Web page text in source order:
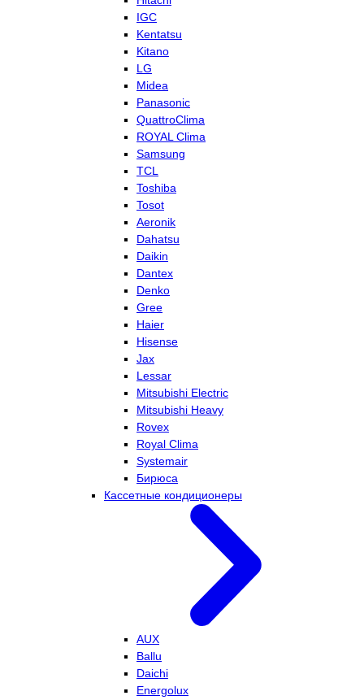
IGC
Kentatsu
Kitano
LG
Midea
Panasonic
QuattroClima
ROYAL Clima
Samsung
TCL
Toshiba
Tosot
Aeronik
Dahatsu
Daikin
Dantex
Denko
Gree
Haier
Hisense
Jax
Lessar
Mitsubishi Electric
Mitsubishi Heavy
Rovex
Royal Clima
Systemair
Бирюса
Кассетные кондиционеры
AUX
Ballu
Daichi
Energolux